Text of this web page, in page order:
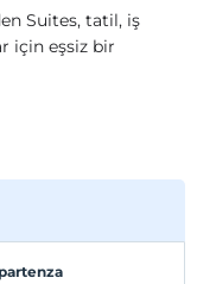
Suites, tatil, iş
için eşsiz bir
yapan ve
Suites sizi
sıcak bir ortam
ve rahatlamaya